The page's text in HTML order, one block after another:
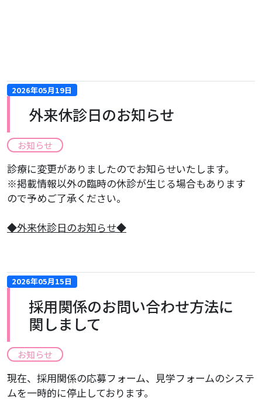
2026年05月19日
外来休診日のお知らせ
お知らせ
診療に変更がありましたのでお知らせいたします。
※掲載情報以外の臨時の休診が生じる場合もあります
ので予めご了承ください。
​◆外来休診日のお知らせ◆
2026年05月15日
採用関係のお問い合わせ方法に
関しまして
お知らせ
現在、採用関係の応募フォーム、見学フォームのシステ
ムを一時的に停止しております。